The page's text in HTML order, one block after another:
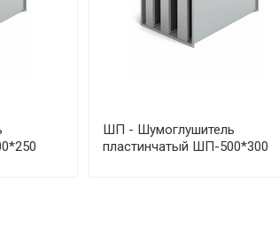
ШП - Шумоглушитель
пластинчатый ШП-500*300